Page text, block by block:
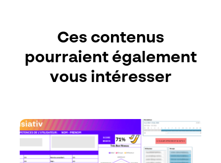
Ces contenus
pourraient également
vous intéresser